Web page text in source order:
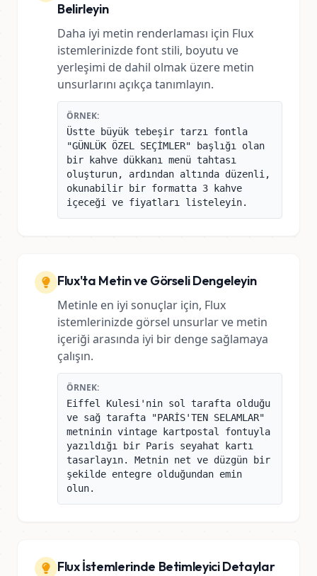
Belirleyin
Daha iyi metin renderlaması için Flux
istemlerinizde font stili, boyutu ve
yerleşimi de dahil olmak üzere metin
unsurlarını açıkça tanımlayın.
ÖRNEK:
Üstte büyük tebeşir tarzı fontla
"GÜNLÜK ÖZEL SEÇİMLER" başlığı olan
bir kahve dükkanı menü tahtası
oluşturun, ardından altında düzenli,
okunabilir bir formatta 3 kahve
içeceği ve fiyatları listeleyin.
Flux'ta Metin ve Görseli Dengeleyin
Metinle en iyi sonuçlar için, Flux
istemlerinizde görsel unsurlar ve metin
içeriği arasında iyi bir denge sağlamaya
çalışın.
ÖRNEK:
Eiffel Kulesi'nin sol tarafta olduğu
ve sağ tarafta "PARİS'TEN SELAMLAR"
metninin vintage kartpostal fontuyla
yazıldığı bir Paris seyahat kartı
tasarlayın. Metnin net ve düzgün bir
şekilde entegre olduğundan emin
olun.
Flux İstemlerinde Betimleyici Detaylar